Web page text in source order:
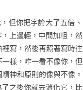
但你把字誇大了五倍、
上邊輕，中間加粗，然
寫，然後再照著寫時往
樣，咋一看不像你，但
神和原則的像與不像。
之後你就去消化它，比